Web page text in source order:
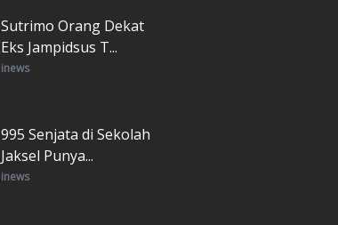
Sutrimo Orang Dekat
Eks Jampidsus T...
inews
995 Senjata di Sekolah
Jaksel Punya...
inews